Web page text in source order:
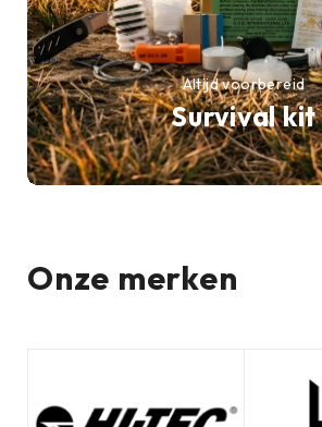
Survival kit
Altijd voorbereid
Onze merken